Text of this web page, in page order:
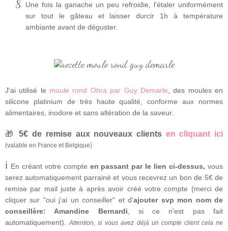
Une fois la ganache un peu refroidie, l'étaler uniformément
sur tout le gâteau et laisser durcir 1h à température
ambiante avant de déguster.
J'ai utilisé le moule rond Ohra par Guy Demarle , des moules en
silicone platinium de très haute qualité, conforme aux normes
alimentaires, inodore et sans altération de la saveur.
🎁 5€ de remise aux nouveaux clients en cliquant ici
(valable en France et Belgique)
ℹ En créant votre compte en passant par le lien ci-dessus, vous
serez automatiquement parrainé et vous recevrez un bon de 5€ de
remise par mail juste à après avoir créé votre compte (merci de
cliquer sur "oui j'ai un conseiller" et d'ajouter svp mon nom de
conseillère: Amandine Bernardi , si ce n'est pas fait
automatiquement).Attention, si vous avez déjà un compte client cela ne